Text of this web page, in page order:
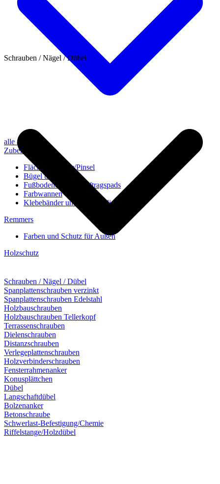
alle anzeigen
Zubehör
Flächenstreicher/Pinsel
Bügel und Rollen
Fußbodenbürsten/Auftragspads
Farbwannen
Klebebänder und Abdeckvlies
Remmers
Farben und Schutz für Außen
Holzschutz
Schrauben / Nägel / Dübel
Schrauben / Nägel / Dübel
Spanplattenschrauben verzinkt
Spanplattenschrauben Edelstahl
Holzbauschrauben
Holzbauschrauben Tellerkopf
Terrassenschrauben
Dielenschrauben
Distanzschrauben
Verlegeplattenschrauben
Holzverbinderschrauben
Fensterrahmenanker
Konusplättchen
Dübel
Langschaftdübel
Bolzenanker
Betonschraube
Schwerlast-Befestigung/Chemie
Riffelstange/Holzdübel